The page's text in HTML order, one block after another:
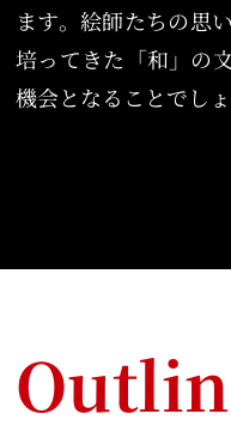
ます。絵師たちの思
培ってきた「和」の
機会となることでしょ